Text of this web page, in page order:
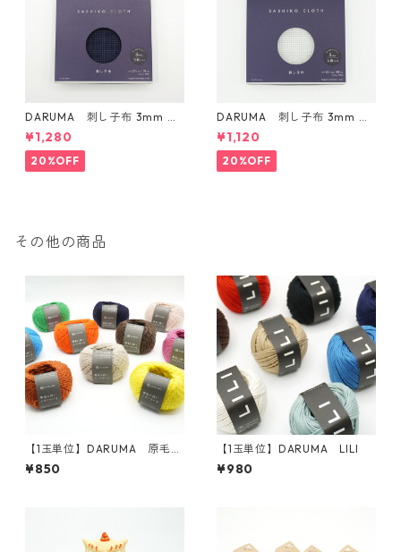
DARUMA 刺し子布 3mm 方
眼ガイドタイプ Col.3 紺
¥1,280
20%OFF
DARUMA 刺し子布 3mm 方
眼ガイドタイプ Col.1 白
¥1,120
20%OFF
その他の商品
【1玉単位】DARUMA 原毛に
近いメリノウール
¥850
【1玉単位】DARUMA LILI
¥980